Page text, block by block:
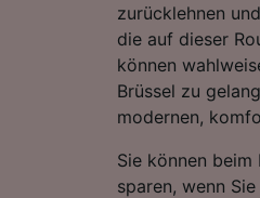
zurücklehnen
die auf dieser
können
Brüssel zu
modernen,
Sie können
sparen, wenn